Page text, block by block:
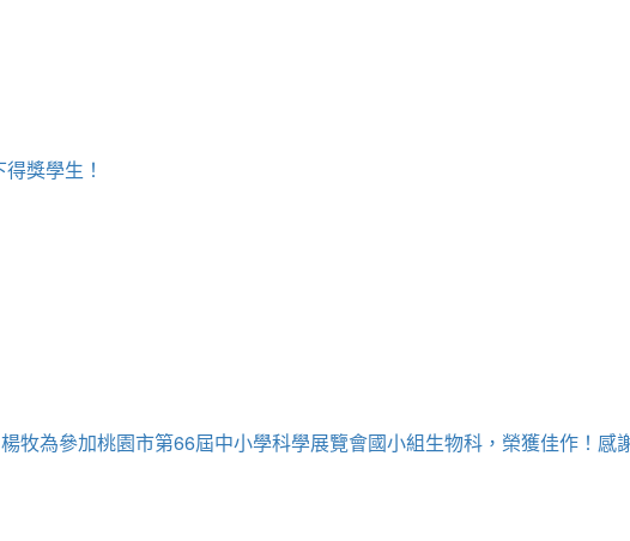
獎學生！
牧為參加桃園市第66屆中小學科學展覽會國小組生物科，榮獲佳作！感